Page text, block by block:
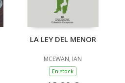
LA LEY DEL MENOR
MCEWAN, IAN
En stock